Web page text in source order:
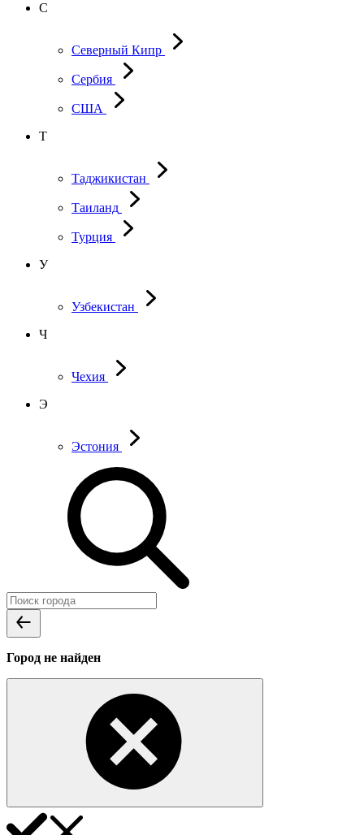
С
Северный Кипр
Сербия
США
Т
Таджикистан
Таиланд
Турция
У
Узбекистан
Ч
Чехия
Э
Эстония
Город не найден